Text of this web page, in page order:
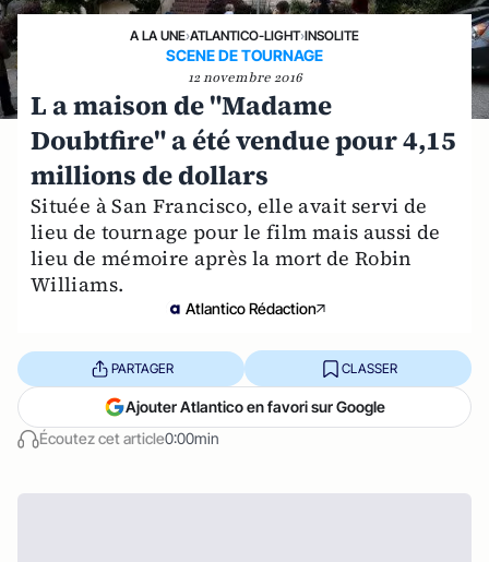
A LA UNE›ATLANTICO-LIGHT›INSOLITE
SCENE DE TOURNAGE
12 novembre 2016
L a maison de "Madame
Doubtfire" a été vendue pour 4,15
millions de dollars
Située à San Francisco, elle avait servi de
lieu de tournage pour le film mais aussi de
lieu de mémoire après la mort de Robin
Williams.
Atlantico Rédaction
Écoutez cet article0:00min
PARTAGER CLASSER
Ajouter Atlantico en favori sur Google